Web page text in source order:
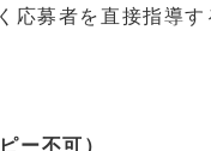
応募者を直接指導
ー不可）